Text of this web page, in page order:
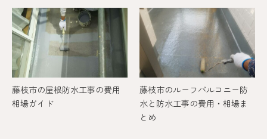
藤枝市の屋根防水工事の費用
相場ガイド
藤枝市のルーフバルコニー防
水と防水工事の費用・相場ま
とめ